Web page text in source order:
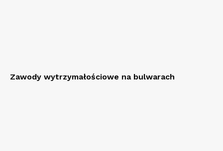
Zawody wytrzymałościowe na bulwarach